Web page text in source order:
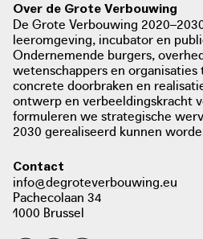
verleden
worden
één van
Over de Grote Verbouwing
De Grote Verbouwing
leeromgeving, incubator en
Ondernemende burgers,
wetenschappers en
concrete doorbraken en
ontwerp en verbeeldingskracht
formuleren we strategische
2030 gerealiseerd kunnen
Contact
info@degroteverbouwing.eu
Pachecolaan 34
1000 Brussel